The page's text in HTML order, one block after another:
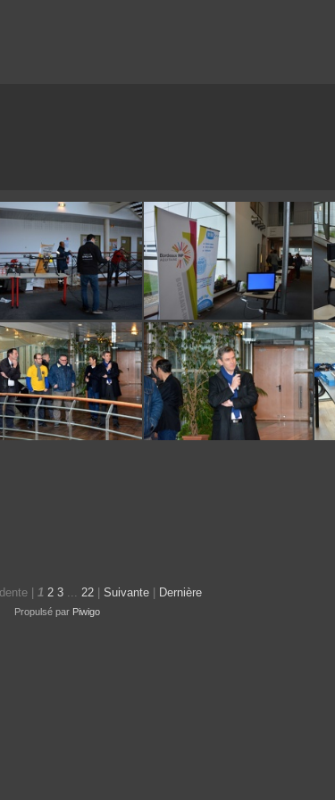
DSC 0179 DSC 0180
| 1 2 3 22 Suivante Dernière
Propulsé par Piwigo